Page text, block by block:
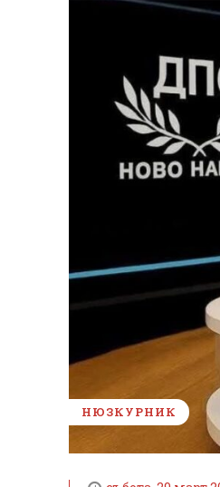
НЮЗКУРНИК